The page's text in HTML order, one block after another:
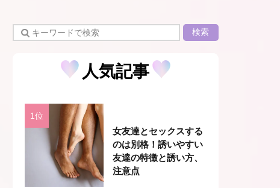
検索
人気記事
女友達とセックスする
のは別格！誘いやすい
友達の特徴と誘い方、
注意点